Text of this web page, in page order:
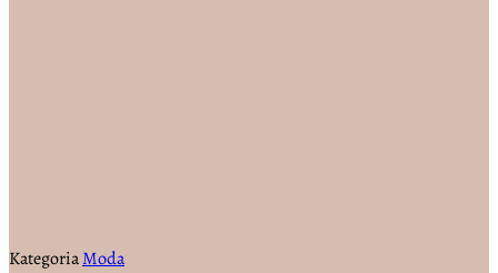
KategoriaModa